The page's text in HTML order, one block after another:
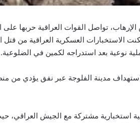
تواصل القوات العراقية حربها على
الاستخبارات العسكرية العراقية من قتل
نوعية بعد استدراجه لكمين في الضلوعية.
مدينة الفلوجة عبر نفق يؤدي من
استخبارية مشتركة مع الجيش العراقي،